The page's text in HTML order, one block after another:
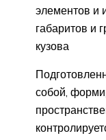
элементов и
габаритов и
кузова
собой,